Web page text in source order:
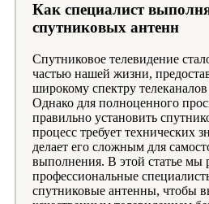
Как специалист
спутниковых антенн
Спутниковое телевидение
частью нашей жизни,
широкому спектру
Однако для полноценного
правильно установить
процесс требует технических
делает его сложным для
выполнения. В этой статье мы
профессиональные
спутниковые антенны, чтобы